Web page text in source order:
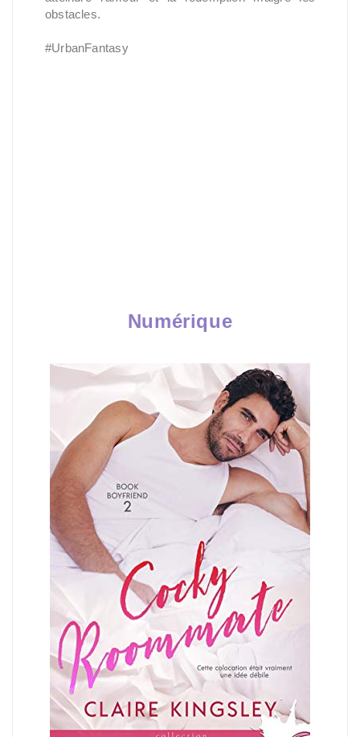
obstacles.
#UrbanFantasy
Numérique